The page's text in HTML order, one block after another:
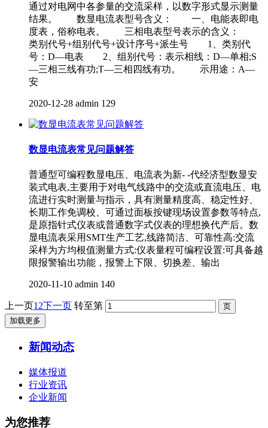
通过对电网中各参量的交流采样，以数字形式显示测量
结果。 数显电流表型号含义： 一、电能表即电
度表，俗称电表。 三相电表型号表示的含义：
类别代号+组别代号+设计序号+派生号 1、类别代
号：D—电表 2、组别代号：表示相线：D—单相;S
—三相三线有功;T—三相四线有功。 示用途：A—
安
2020-12-28 admin 129
数显电流表常见问题解答
普通型可编程数显电压、电流表为新- -代经济型数显安
装式电表,主要用于对电气线路中的交流或直流电压、电
流进行实时测量与指示，具有测量精度高、稳定性好、
长期工作免调校、可通过面板按键现场设置参数等特点,
是原指针式仪表或普通数字式仪表的理想换代产后。数
显电流表采用SMT生产工艺,线路简洁、可靠性高:交流
采样为方均根值测量方式:仪表量程可编程设置:可具备越
限报警输出功能，报警上下限、切换差、输出
2020-11-10 admin 140
上一页1 2下一页 转至第
加载更多
新闻动态
媒体报道
行业资讯
企业新闻
为您推荐